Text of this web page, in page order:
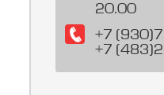
20.00
+7
+7